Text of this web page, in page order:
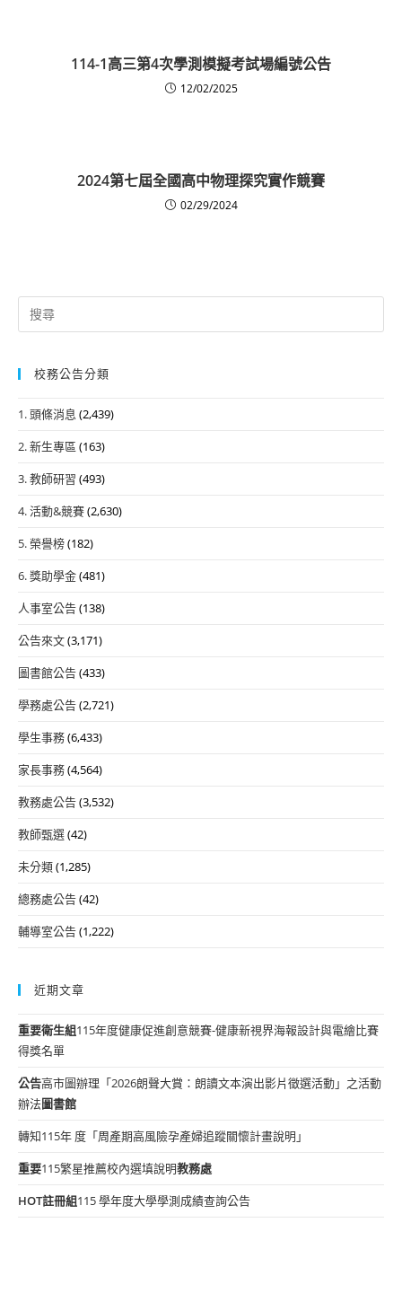
114-1高三第4次學測模擬考試場編號公告
12/02/2025
2024第七屆全國高中物理探究實作競賽
02/29/2024
Search
for:
校務公告分類
1. 頭條消息 (2,439)
2. 新生專區 (163)
3. 教師研習 (493)
4. 活動&競賽(2,630)
5. 榮譽榜(182)
6. 獎助學金(481)
人事室公告(138)
公告來文(3,171)
圖書館公告(433)
學務處公告(2,721)
學生事務(6,433)
家長事務(4,564)
教務處公告(3,532)
教師甄選(42)
未分類(1,285)
總務處公告(42)
輔導室公告(1,222)
近期文章
重要衛生組115年度健康促進創意競賽-健康新視界海報設計與電繪比賽
得獎名單
公告高市圖辦理「2026朗聲大賞：朗讀文本演出影片徵選活動」之活動
辦法圖書館
轉知115年 度「周產期高風險孕產婦追蹤關懷計畫說明」
重要115繁星推薦校內選填說明教務處
HOT註冊組115 學年度大學學測成績查詢公告